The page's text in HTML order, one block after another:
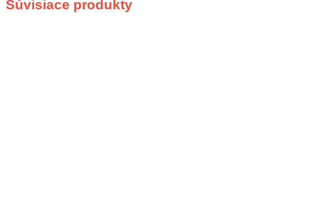
Súvisiace produkty